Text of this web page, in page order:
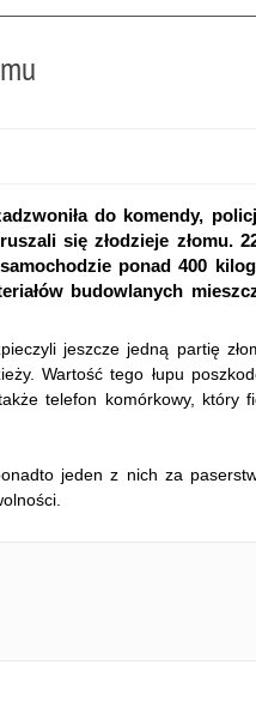
do komendy,
się złodzieje złomu.
ponad 400
budowlanych
jeszcze jedną partię
Wartość tego łupu
telefon komórkowy, który
jeden z nich za